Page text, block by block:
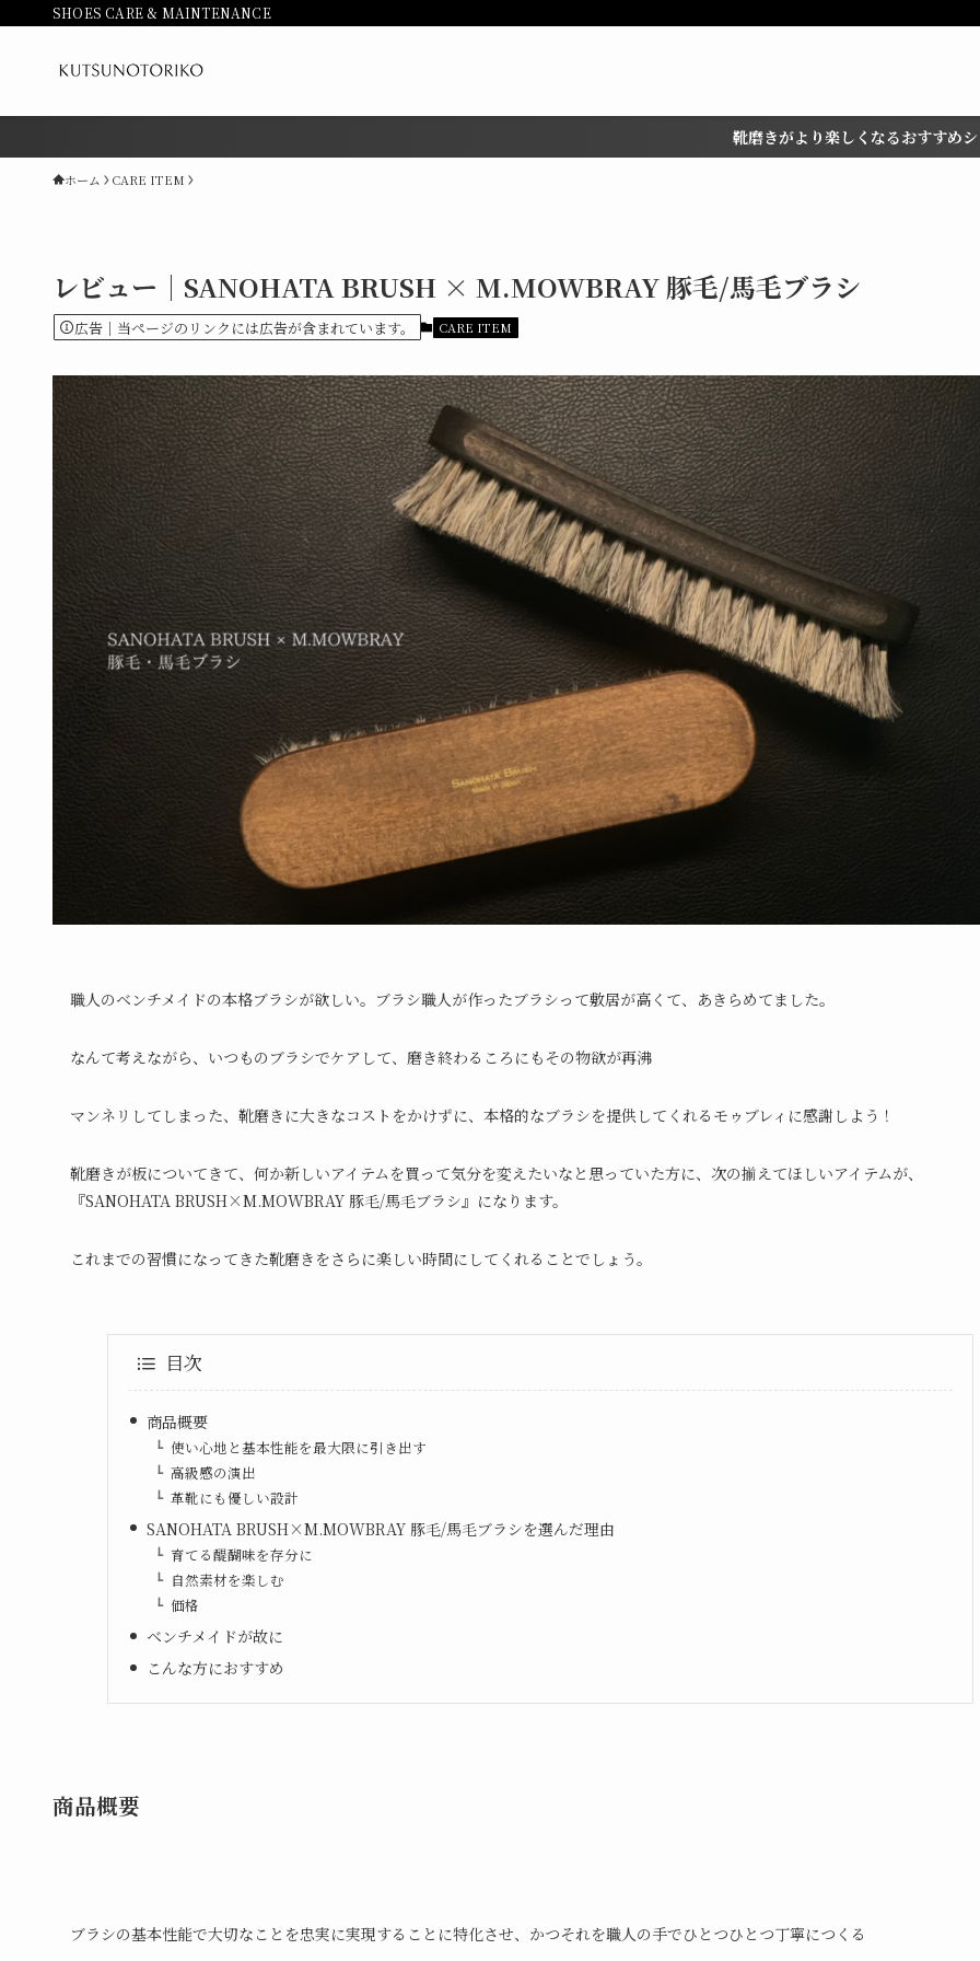
SHOES CARE & MAINTENANCE
靴磨きがより楽しくなるおすすめシューケアグッズを厳選
ホーム CARE ITEM
レビュー｜SANOHATA BRUSH × M.MOWBRAY 豚毛/馬毛ブラシ
広告｜当ページのリンクには広告が含まれています。 CARE ITEM
職人のベンチメイドの本格ブラシが欲しい。ブラシ職人が作ったブラシって敷居が高くて、あきらめてました。
なんて考えながら、いつものブラシでケアして、磨き終わるころにもその物欲が再沸
マンネリしてしまった、靴磨きに大きなコストをかけずに、本格的なブラシを提供してくれるモゥブレィに感謝しよう！
靴磨きが板についてきて、何か新しいアイテムを買って気分を変えたいなと思っていた方に、次の揃えてほしいアイテムが、
『SANOHATA BRUSH×M.MOWBRAY 豚毛/馬毛ブラシ』になります。
これまでの習慣になってきた靴磨きをさらに楽しい時間にしてくれることでしょう。
目次
商品概要
使い心地と基本性能を最大限に引き出す
高級感の演出
革靴にも優しい設計
SANOHATA BRUSH×M.MOWBRAY 豚毛/馬毛ブラシを選んだ理由
育てる醍醐味を存分に
自然素材を楽しむ
価格
ベンチメイドが故に
こんな方におすすめ
商品概要
ブラシの基本性能で大切なことを忠実に実現することに特化させ、かつそれを職人の手でひとつひとつ丁寧につくる